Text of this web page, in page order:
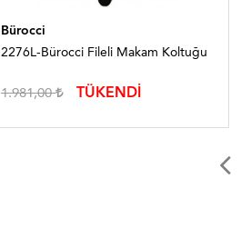
Bürocci
2276L-Bürocci Fileli Makam Koltuğu
1.981,00 TÜKENDİ